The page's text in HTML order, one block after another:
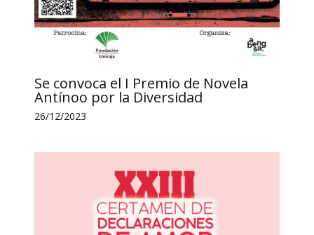
Se convoca el I Premio de Novela
Antínoo por la Diversidad
26/12/2023